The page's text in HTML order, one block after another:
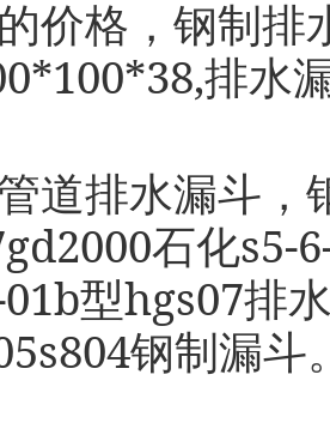
价格，钢制排
排水
道排水漏斗，
石化s5-
型hgs07排
钢制漏斗